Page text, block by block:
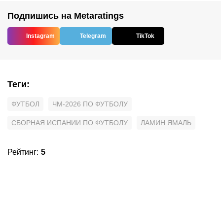
Подпишись на Metaratings
Instagram Telegram TikTok
Теги:
ФУТБОЛ ЧМ-2026 ПО ФУТБОЛУ
СБОРНАЯ ИСПАНИИ ПО ФУТБОЛУ ЛАМИН ЯМАЛЬ
Рейтинг: 5